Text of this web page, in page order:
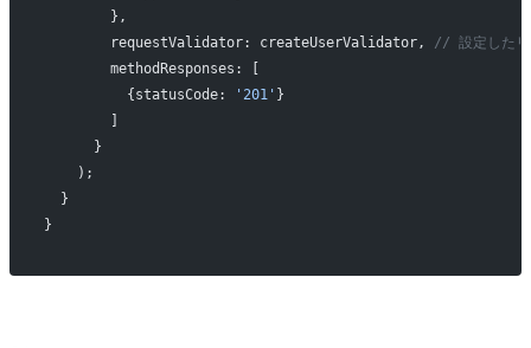
        },
        requestValidator: createUserValidator,
// 設定したリ
        methodResponses: [
          {statusCode:
'201' }
        ]
      }
    );
  }
}